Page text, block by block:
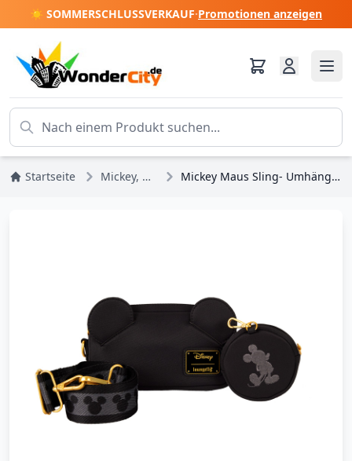
☀️ SOMMERSCHLUSSVERKAUF·Promotionen anzeigen
Startseite Mickey, Minnie, Pluto, Goofy Mickey Maus Sling- Umhängetasche mit Münzfach - DISNEY LOUNGEFLY